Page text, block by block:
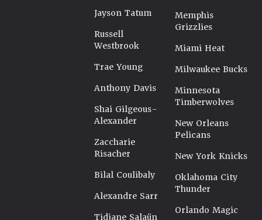
Jayson Tatum
Russell
Westbrook
Trae Young
Anthony Davis
Shai Gilgeous-
Alexander
Zaccharie
Risacher
Bilal Coulibaly
Alexandre Sarr
Tidjane Salaün
Memphis
Grizzlies
Miami Heat
Milwaukee Bucks
Minnesota
Timberwolves
New Orleans
Pelicans
New York Knicks
Oklahoma City
Thunder
Orlando Magic